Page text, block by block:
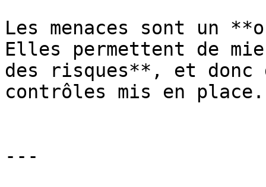
Les menaces sont
Elles permettent de
des risques**, et
contrôles mis en place.
---